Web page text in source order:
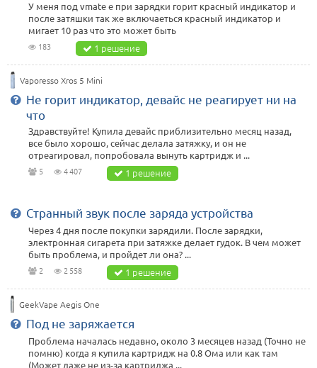
У меня под vmate e при зарядки горит красный индикатор и
после затяшки так же включаеться красный индикатор и
мигает 10 раз что это может быть
183 1 решение
Vaporesso Xros 5 Mini
Не горит индикатор, девайс не реагирует ни на
что
Здравствуйте! Купила девайс приблизительно месяц назад,
все было хорошо, сейчас делала затяжку, и он не
отреагировал, попробовала вынуть картридж и ...
5 4 407 1 решение
Странный звук после заряда устройства
Через 4 дня после покупки зарядили. После зарядки,
электронная сигарета при затяжке делает гудок. В чем может
быть проблема, и пройдет ли она? ...
2 2 558 1 решение
GeekVape Aegis One
Под не заряжается
Проблема началась недавно, около 3 месяцев назад (Точно не
помню) когда я купила картридж на 0.8 Ома или как там
(Может даже не из-за картриджа ...